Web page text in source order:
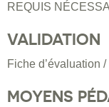
REQUIS
VALIDATION
Fiche d’évaluation
MOYENS